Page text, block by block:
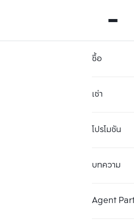
ซื้อ
เช่า
โปรโมชัน
บทความ
Agent